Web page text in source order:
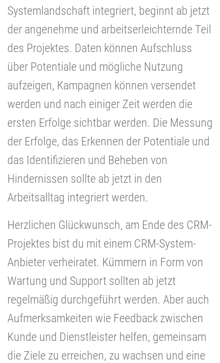
Systemlandschaft integriert, beginnt ab jetzt
der angenehme und arbeitserleichternde Teil
des Projektes. Daten können Aufschluss
über Potentiale und mögliche Nutzung
aufzeigen, Kampagnen können versendet
werden und nach einiger Zeit werden die
ersten Erfolge sichtbar werden. Die Messung
der Erfolge, das Erkennen der Potentiale und
das Identifizieren und Beheben von
Hindernissen sollte ab jetzt in den
Arbeitsalltag integriert werden.
Herzlichen Glückwunsch, am Ende des CRM-
Projektes bist du mit einem CRM-System-
Anbieter verheiratet. Kümmern in Form von
Wartung und Support sollten ab jetzt
regelmäßig durchgeführt werden. Aber auch
Aufmerksamkeiten wie Feedback zwischen
Kunde und Dienstleister helfen, gemeinsam
die Ziele zu erreichen, zu wachsen und eine